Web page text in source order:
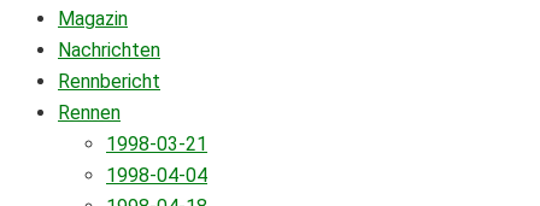
Magazin
Nachrichten
Rennbericht
Rennen
1998-03-21
1998-04-04